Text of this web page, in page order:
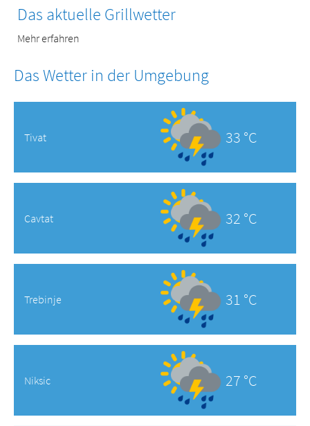
Das aktuelle Grillwetter
Mehr erfahren
Das Wetter in der Umgebung
Tivat 33 °C
Cavtat 32 °C
Trebinje 31 °C
Niksic 27 °C